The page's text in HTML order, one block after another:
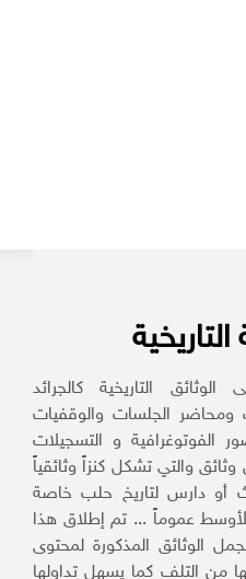
التاريخية كالجرائد
ومحاضر الجلسات والوقفيات
الفوتوغرافية و التسجيلات
والتي تشكل كنزاً وثائقياً
أو دارس لتاريخ حلب خاصة
عموماً ... تم إطلاق هذا
الوثائق المذكورة لمحتوى
من التلف كما يسهل تداولها